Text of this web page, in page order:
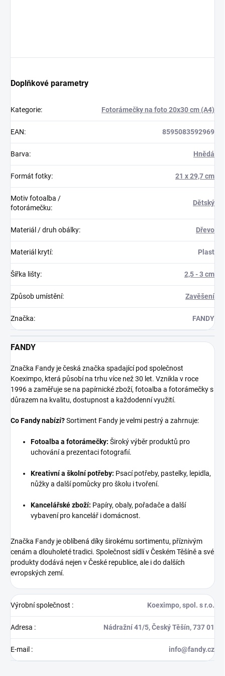
Doplňkové parametry
Kategorie: Fotorámečky na foto 20x30 cm (A4)
EAN: 8595083592969
Barva: Hnědá
Formát fotky: 21 x 29,7 cm
Motiv fotoalba /
fotorámečku:
Dětský
Materiál / druh obálky: Dřevo
Materiál krytí: Plast
Šířka lišty: 2,5 - 3 cm
Způsob umístění: Zavěšení
Značka: FANDY
FANDY
Značka Fandy je česká značka spadající pod společnost
Koeximpo, která působí na trhu více než 30 let. Vznikla v roce
1996 a zaměřuje se na papírnické zboží, fotoalba a fotorámečky s
důrazem na kvalitu, dostupnost a každodenní využití.
Co Fandy nabízí?Sortiment Fandy je velmi pestrý a zahrnuje:
Fotoalba a fotorámečky: Široký výběr produktů pro
uchování a prezentaci fotografií.
Kreativní a školní potřeby: Psací potřeby, pastelky, lepidla,
nůžky a další pomůcky pro školu i tvoření.
Kancelářské zboží: Papíry, obaly, pořadače a další
vybavení pro kancelář i domácnost.
Značka Fandy je oblíbená díky širokému sortimentu, příznivým
cenám a dlouholeté tradici. Společnost sídlí v Českém Těšíně a své
produkty dodává nejen v České republice, ale i do dalších
evropských zemí.
Výrobní společnost : Koeximpo, spol. s r.o.
Adresa : Nádražní 41/5, Český Těšín, 737 01
E-mail : info@fandy.cz